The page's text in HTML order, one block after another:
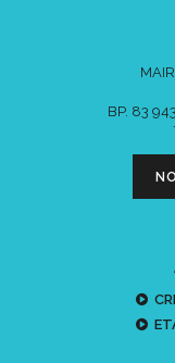
BP. 83